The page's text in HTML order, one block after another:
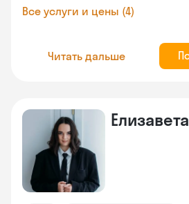
Все услуги и цены (4)
Читать дальше
Елизавета